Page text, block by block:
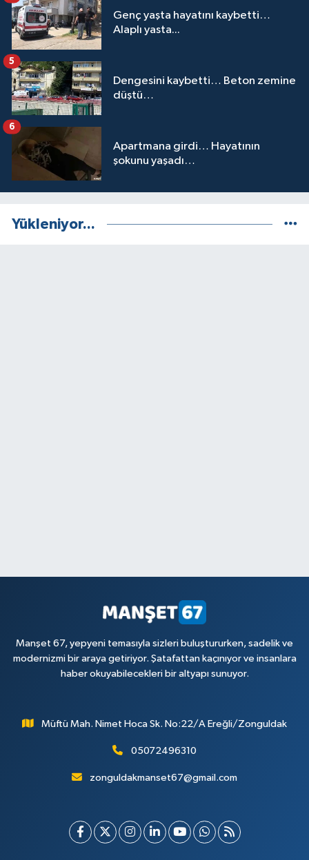
Genç yaşta hayatını kaybetti…
Alaplı yasta...
Dengesini kaybetti… Beton zemine
düştü…
5
Apartmana girdi… Hayatının
şokunu yaşadı…
6
Yükleniyor...
Manşet 67, yepyeni temasıyla sizleri buluştururken, sadelik ve
modernizmi bir araya getiriyor. Şatafattan kaçınıyor ve insanlara
haber okuyabilecekleri bir altyapı sunuyor.
Müftü Mah. Nimet Hoca Sk. No:22/A Ereğli/Zonguldak
05072496310
zonguldakmanset67@gmail.com